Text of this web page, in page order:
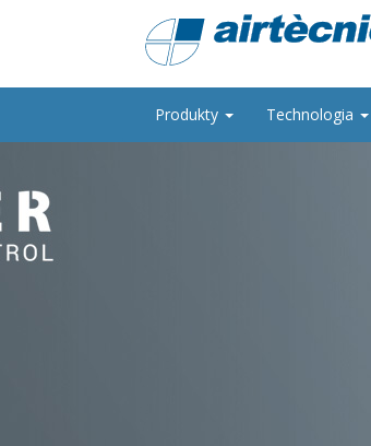
Produkty Technologia